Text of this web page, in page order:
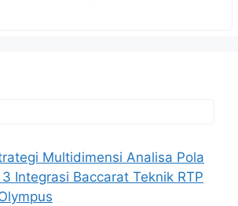
Multidimensi Analisa Pola
Integrasi Baccarat Teknik RTP